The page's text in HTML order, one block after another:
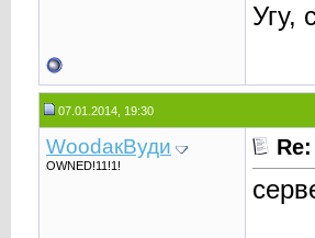
Угу,
07.01.2014, 19:30
WoodaкВуди
OWNED!11!1!